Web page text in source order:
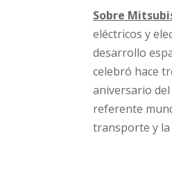
Sobre
eléctricos y
desarrollo
celebró hace
aniversario
referente
transporte y la